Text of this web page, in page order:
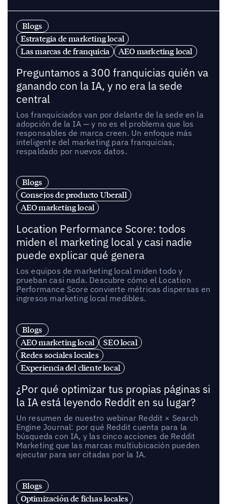
Blogs
Estrategia de marketing local
Las marcas de franquicia
AEO marketing local
Preguntamos a 300 franquicias quién va
ganando con la IA, y no era la sede
central
Los franquiciados van por delante de la sede en la
adopción de la IA — y no es el problema que los
responsables de marca creen. Un enfoque más
inteligente del marketing para franquicias,
respaldado por nuevos datos.
Blogs
Consejos de producto Uberall
AEO marketing local
Location Performance Score: todos
miden el marketing local y casi nadie
puede explicar qué genera
Los equipos de marketing local miden todo y
prueban casi nada. Descubre cómo el Location
Performance Score convierte métricas dispersas en
ingresos marketing local medibles.
Blogs
AEO marketing local
SEO local
Redes sociales locales
Experiencia del cliente local
¿Por qué optimizar tus propias páginas si
la IA está leyendo Reddit en su lugar?
Un resumen de nuestro webinar Reddit × Search
Engine Journal: por qué Reddit cuenta para la
búsqueda con IA, y las cinco acciones de Reddit
Marketing que las marcas multiubicación pueden
ejecutar para ser citadas por la IA.
Blogs
Optimización de fichas locales